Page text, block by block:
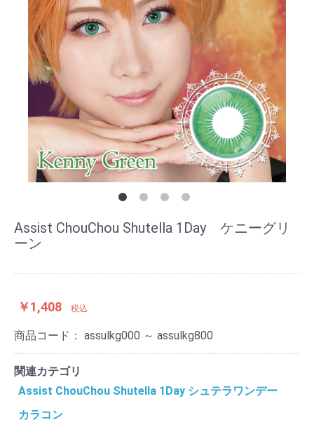
Assist ChouChou Shutella 1Day ケニーグリ
ーン
￥1,408 税込
商品コード： assulkg000 ～ assulkg800
関連カテゴリ
Assist ChouChou Shutella 1Day シュテラワンデー
カラコン